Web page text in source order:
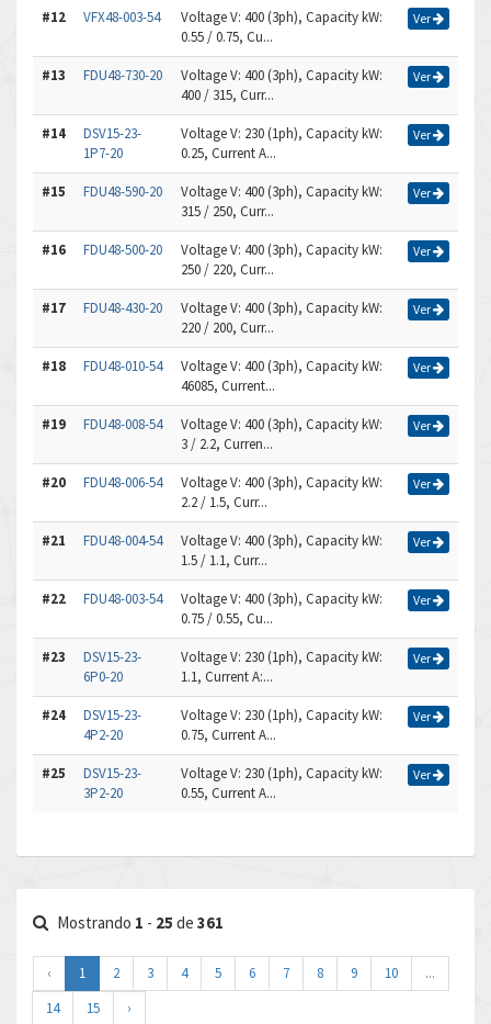
#12 VFX48-003-54
Voltage V: 400 (3ph), Capacity kW:
0.55 / 0.75, Cu...
Ver
#13 FDU48-730-20
Voltage V: 400 (3ph), Capacity kW:
400 / 315, Curr...
Ver
#14
DSV15-23-
1P7-20
Voltage V: 230 (1ph), Capacity kW:
0.25, Current A...
Ver
#15 FDU48-590-20
Voltage V: 400 (3ph), Capacity kW:
315 / 250, Curr...
Ver
#16 FDU48-500-20
Voltage V: 400 (3ph), Capacity kW:
250 / 220, Curr...
Ver
#17 FDU48-430-20
Voltage V: 400 (3ph), Capacity kW:
220 / 200, Curr...
Ver
#18 FDU48-010-54
Voltage V: 400 (3ph), Capacity kW:
46085, Current...
Ver
#19 FDU48-008-54
Voltage V: 400 (3ph), Capacity kW:
3 / 2.2, Curren...
Ver
#20 FDU48-006-54
Voltage V: 400 (3ph), Capacity kW:
2.2 / 1.5, Curr...
Ver
#21 FDU48-004-54
Voltage V: 400 (3ph), Capacity kW:
1.5 / 1.1, Curr...
Ver
#22 FDU48-003-54
Voltage V: 400 (3ph), Capacity kW:
0.75 / 0.55, Cu...
Ver
#23
DSV15-23-
6P0-20
Voltage V: 230 (1ph), Capacity kW:
1.1, Current A:...
Ver
#24
DSV15-23-
4P2-20
Voltage V: 230 (1ph), Capacity kW:
0.75, Current A...
Ver
#25
DSV15-23-
3P2-20
Voltage V: 230 (1ph), Capacity kW:
0.55, Current A...
Ver
Mostrando 1 - 25 de 361
‹ 1 2 3 4 5 6 7 8 9 10
...
14
15 ›